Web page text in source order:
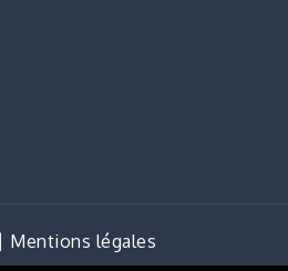
Mentions légales